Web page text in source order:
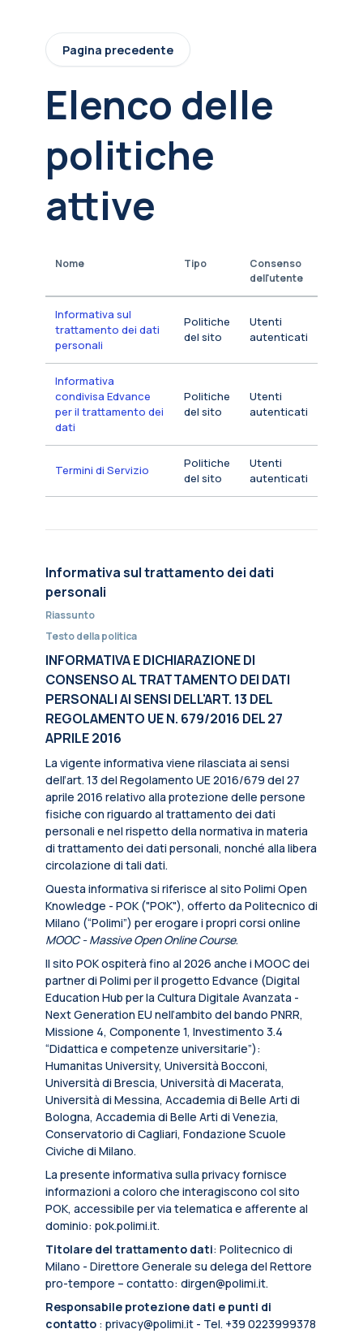
Pagina precedente
Elenco delle
politiche
attive
Nome Tipo
Consenso
dell'utente
Informativa sul
trattamento dei dati
personali
Politiche
del sito
Utenti
autenticati
Informativa
condivisa Edvance
per il trattamento dei
dati
Politiche
del sito
Utenti
autenticati
Termini di Servizio
Politiche
del sito
Utenti
autenticati
Informativa sul trattamento dei dati
personali
Riassunto
Testo della politica
INFORMATIVA E DICHIARAZIONE DI
CONSENSO AL TRATTAMENTO DEI DATI
PERSONALI AI SENSI DELL'ART. 13 DEL
REGOLAMENTO UE N. 679/2016 DEL 27
APRILE 2016
La vigente informativa viene rilasciata ai sensi
dell’art. 13 del Regolamento UE 2016/679 del 27
aprile 2016 relativo alla protezione delle persone
fisiche con riguardo al trattamento dei dati
personali e nel rispetto della normativa in materia
di trattamento dei dati personali, nonché alla libera
circolazione di tali dati.
Questa informativa si riferisce al sito Polimi Open
Knowledge - POK ("POK"), offerto da Politecnico di
Milano (“Polimi”) per erogare i propri corsi online
MOOC - Massive Open Online Course.
Il sito POK ospiterà fino al 2026 anche i MOOC dei
partner di Polimi per il progetto Edvance (Digital
Education Hub per la Cultura Digitale Avanzata -
Next Generation EU nell’ambito del bando PNRR,
Missione 4, Componente 1, Investimento 3.4
“Didattica e competenze universitarie”):
Humanitas University, Università Bocconi,
Università di Brescia, Università di Macerata,
Università di Messina, Accademia di Belle Arti di
Bologna, Accademia di Belle Arti di Venezia,
Conservatorio di Cagliari, Fondazione Scuole
Civiche di Milano.
La presente informativa sulla privacy fornisce
informazioni a coloro che interagiscono col sito
POK, accessibile per via telematica e afferente al
dominio: pok.polimi.it.
Titolare del trattamento dati: Politecnico di
Milano - Direttore Generale su delega del Rettore
pro-tempore – contatto: dirgen@polimi.it.
Responsabile protezione dati e punti di
contatto : privacy@polimi.it - Tel. +39 0223999378